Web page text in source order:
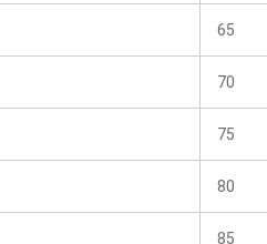
65
70
75
80
85